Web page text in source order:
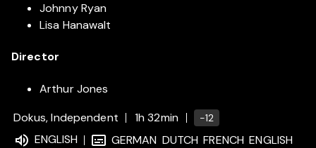
Johnny Ryan
Lisa Hanawalt
Director
Arthur Jones
Dokus, Independent
1h 32min -12
ENGLISH GERMAN DUTCH FRENCH ENGLISH